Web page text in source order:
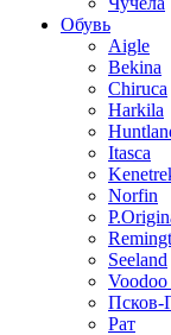
Обувь
Aigle
Bekina
Chiruсa
Harkila
Itasca
Norfin
Seeland
Voodoo
Псков-
Рат